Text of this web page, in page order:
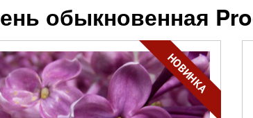
обыкновенная
НОВИНКА